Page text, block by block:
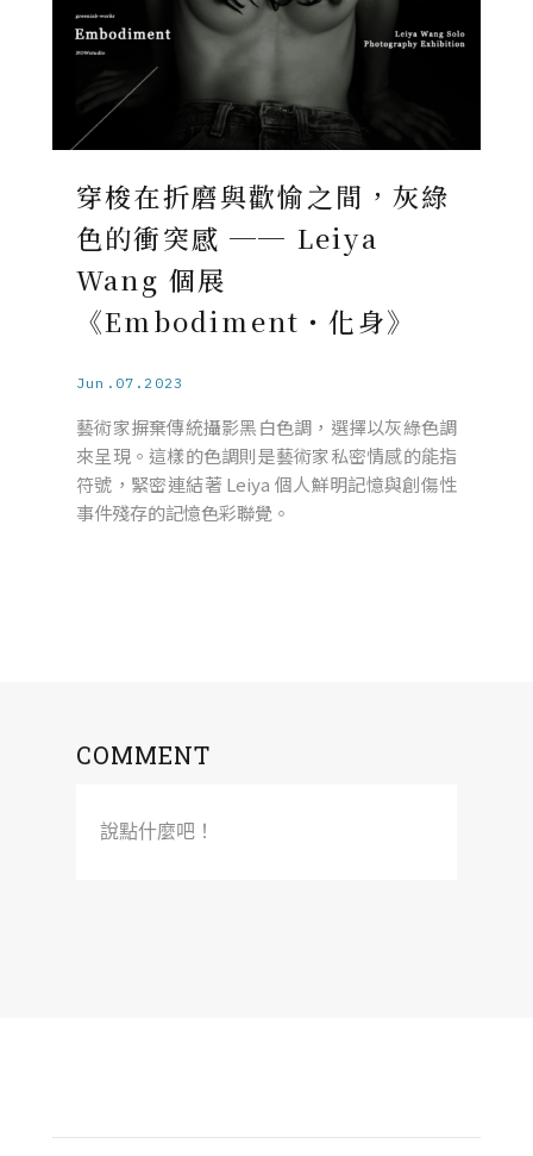
穿梭在折磨與歡愉之間，灰綠
色的衝突感 ── Leiya
Wang 個展
《Embodiment・化身》
Jun.07.2023
藝術家摒棄傳統攝影黑白色調，選擇以灰綠色調
來呈現。這樣的色調則是藝術家私密情感的能指
符號，緊密連結著 Leiya 個人鮮明記憶與創傷性
事件殘存的記憶色彩聯覺。
COMMENT
說點什麼吧！